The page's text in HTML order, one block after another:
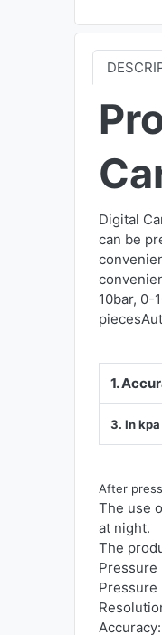
Digital
can be
10bar, 0-
1.
3. In
After
The use
at night.
The
Pressure
Pressure